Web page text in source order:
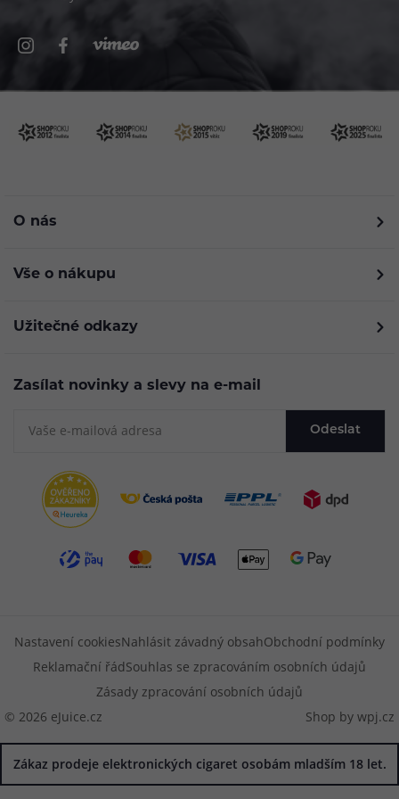
O nás
Vše o nákupu
Užitečné odkazy
Zasílat novinky a slevy na e-mail
Odeslat
© 2026 eJuice.cz
Nastavení cookiesNahlásit závadný obsahObchodní podmínky
Reklamační řádSouhlas se zpracováním osobních údajů
Zásady zpracování osobních údajů
Shop by wpj.cz
Zákaz prodeje elektronických cigaret osobám mladším 18 let.